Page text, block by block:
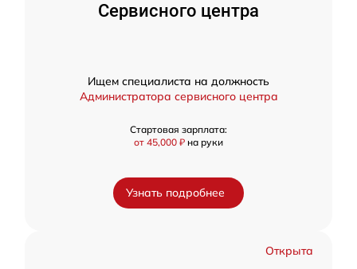
Сервисного центра
Ищем специалиста на должность
Администратора сервисного центра
Стартовая зарплата:
от 45,000 ₽ на руки
Узнать подробнее
Открыта